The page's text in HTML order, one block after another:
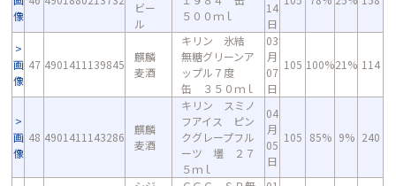
像
ビー
ル
５００ｍｌ
14
日
画
像
47 4901411139845
麒麟
麦酒
キリン 氷結
無糖グリーンア
ップル７度
缶 ３５０ｍｌ
03
月
07
日
105 100%21% 114
画
像
48 4901411143286
麒麟
麦酒
キリン スミノ
フアイス ピン
クグレープフル
ーツ 壜 ２７
５ｍｌ
04
月
05
日
105 85% 9% 240